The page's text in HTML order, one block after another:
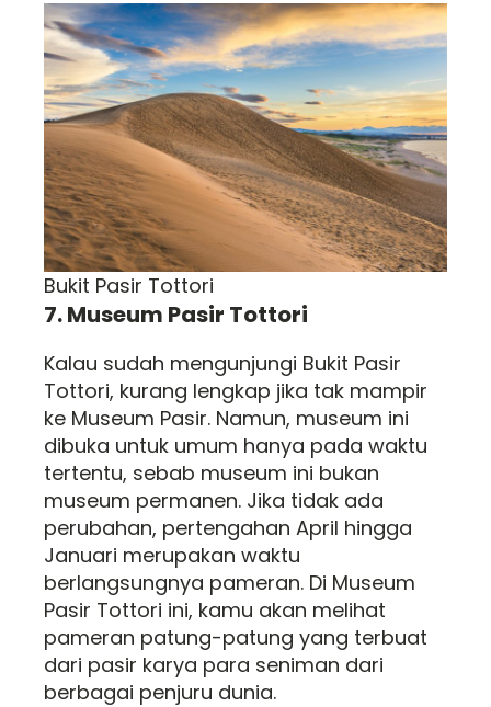
Bukit Pasir Tottori
7. Museum Pasir Tottori
Kalau sudah mengunjungi Bukit Pasir
Tottori, kurang lengkap jika tak mampir
ke Museum Pasir. Namun, museum ini
dibuka untuk umum hanya pada waktu
tertentu, sebab museum ini bukan
museum permanen. Jika tidak ada
perubahan, pertengahan April hingga
Januari merupakan waktu
berlangsungnya pameran. Di Museum
Pasir Tottori ini, kamu akan melihat
pameran patung-patung yang terbuat
dari pasir karya para seniman dari
berbagai penjuru dunia.